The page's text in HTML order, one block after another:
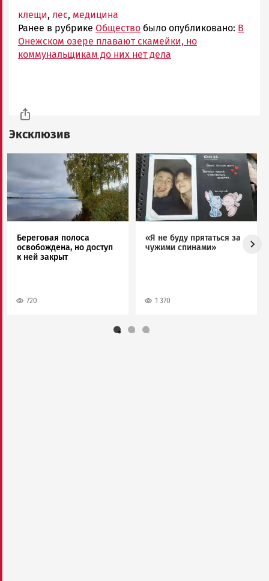
клещи, лес, медицина
Ранее в рубрике Общество было опубликовано: В
Онежском озере плавают скамейки, но
коммунальщикам до них нет дела
Эксклюзив
Береговая полоса
освобождена, но доступ
к ней закрыт
720
Image
«Я не буду прятаться за
чужими спинами»
1 370